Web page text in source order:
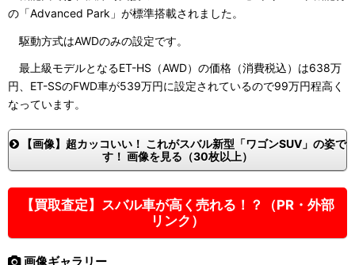
の「Advanced Park」が標準搭載されました。
駆動方式はAWDのみの設定です。
最上級モデルとなるET-HS（AWD）の価格（消費税込）は638万
円、ET-SSのFWD車が539万円に設定されているので99万円程高く
なっています。
【画像】超カッコいい！ これがスバル新型「ワゴンSUV」の姿で
す！ 画像を見る（30枚以上）
【買取査定】スバル車が高く売れる！？（PR・外部
リンク）
画像ギャラリー